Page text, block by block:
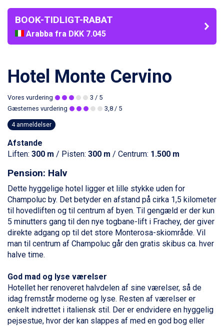
BOOK-TIDLIGT-RABAT
Arabba fra DKK 7.045
La Thuile fra DKK 4.595
Cervinia fra DKK 5.295
Bad Hofgastein fra DKK 5.495
Saalbach fra DKK 5.945
Sölden fra DKK 8.445
Champoluc fra DKK 3.795
Sestriere fra DKK 4.395
Wagrain fra DKK 4.645
Ischgl fra DKK 7.095
St. Anton fra DKK 7.245
Zell am See fra DKK 4.095
Canazei fra DKK 4.745
Livigno fra DKK 4.145
Ponte di Legno fra DKK 4.745
Sauze dOulx fra DKK 4.045
Alleghe fra DKK 5.595
Bad Gastein fra DKK 4.195
La Thuile fra DKK 4.595
Val Thorens fra DKK 5.395
Cervinia fra DKK 5.295
Bad Hofgastein fra DKK 5.495
Passo Tonale fra DKK 3.795
Hotel Monte Cervino
Vores vurdering 3 / 5
Gæsternes vurdering
3,8 / 5
4 anmeldelser
Afstande
Liften: 300 m / Pisten: 300 m / Centrum: 1.500 m
Pension: Halv
Dette hyggelige hotel ligger et lille stykke uden for
Champoluc by. Det betyder en afstand på cirka 1,5 kilometer
til hovedliften og til centrum af byen. Til gengæld er der kun
5 minutters gang til den nye togbane-lift i Frachey, der giver
direkte adgang op til det store Monterosa-skiområde. Vil
man til centrum af Champoluc går den gratis skibus ca. hver
halve time.
God mad og lyse værelser
Hotellet her renoveret halvdelen af sine værelser, så de
idag fremstår moderne og lyse. Resten af værelser er
enkelt indrettet i italiensk stil. Der er endvidere en hyggelig
pejsestue, hvor der kan slappes af med en god bog eller